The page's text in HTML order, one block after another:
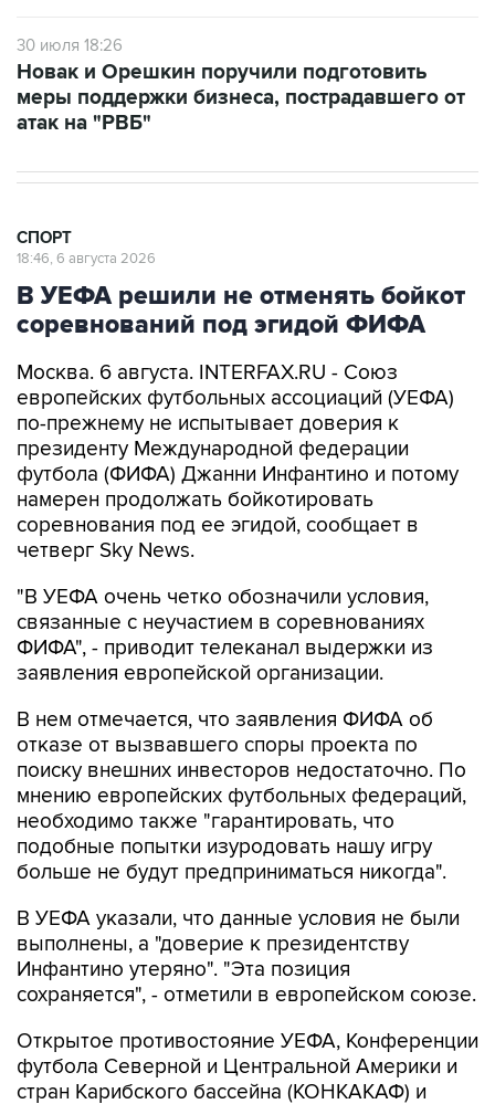
30 июля 18:26
Новак и Орешкин поручили подготовить
меры поддержки бизнеса, пострадавшего от
атак на "РВБ"
СПОРТ
18:46, 6 августа 2026
В УЕФА решили не отменять бойкот
соревнований под эгидой ФИФА
Москва. 6 августа. INTERFAX.RU - Союз
европейских футбольных ассоциаций (УЕФА)
по-прежнему не испытывает доверия к
президенту Международной федерации
футбола (ФИФА) Джанни Инфантино и потому
намерен продолжать бойкотировать
соревнования под ее эгидой, сообщает в
четверг Sky News.
"В УЕФА очень четко обозначили условия,
связанные с неучастием в соревнованиях
ФИФА", - приводит телеканал выдержки из
заявления европейской организации.
В нем отмечается, что заявления ФИФА об
отказе от вызвавшего споры проекта по
поиску внешних инвесторов недостаточно. По
мнению европейских футбольных федераций,
необходимо также "гарантировать, что
подобные попытки изуродовать нашу игру
больше не будут предприниматься никогда".
В УЕФА указали, что данные условия не были
выполнены, а "доверие к президентству
Инфантино утеряно". "Эта позиция
сохраняется", - отметили в европейском союзе.
Открытое противостояние УЕФА, Конференции
футбола Северной и Центральной Америки и
стран Карибского бассейна (КОНКАКАФ) и